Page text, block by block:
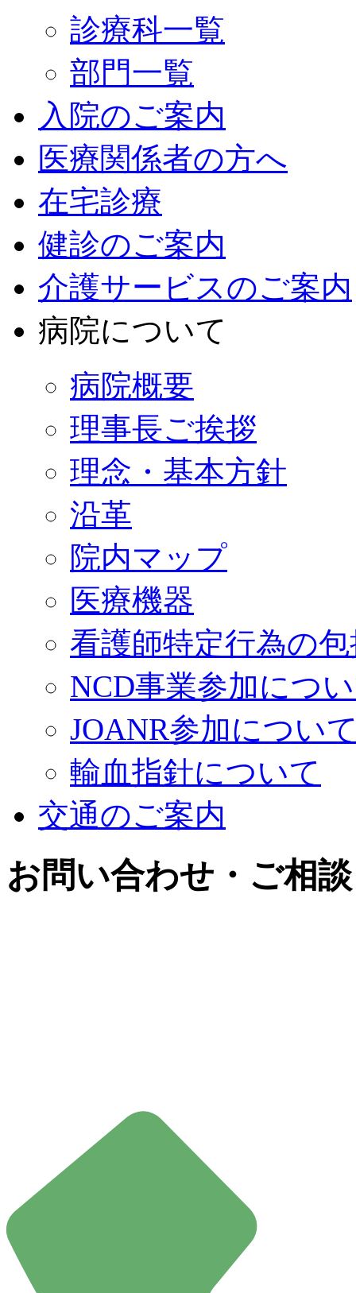
診療科一覧
部門一覧
入院のご案内
医療関係者の方へ
在宅診療
健診のご案内
介護サービスのご案内
病院について
病院概要
理事長ご挨拶
理念・基本方針
沿革
院内マップ
医療機器
看護師特定行為の
NCD事業参加につ
JOANR参加につい
輸血指針について
交通のご案内
お問い合わせ・ご相談